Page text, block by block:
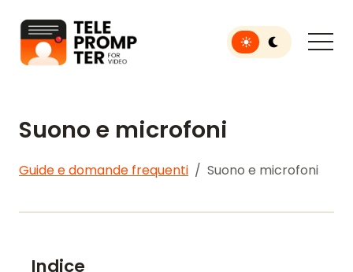
Teleprompter per video
Toggle light or dark
Suono e microfoni
Guide e domande frequenti Suono e microfoni
Indice